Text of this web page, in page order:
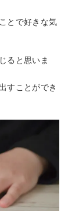
とで好きな気
ると思いま
すことができ